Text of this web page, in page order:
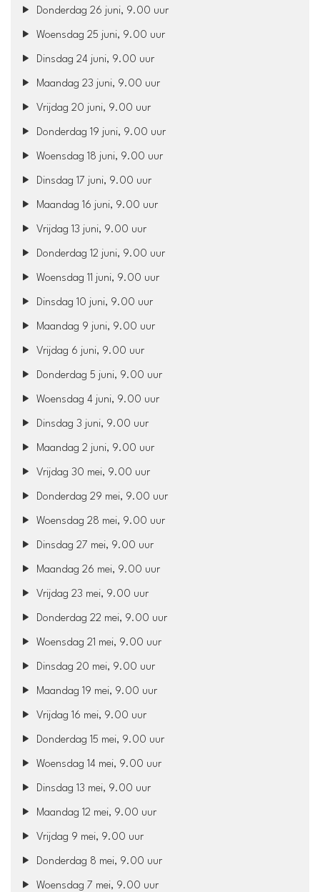
Donderdag 26 juni, 9.00 uur
Woensdag 25 juni, 9.00 uur
Dinsdag 24 juni, 9.00 uur
Maandag 23 juni, 9.00 uur
Vrijdag 20 juni, 9.00 uur
Donderdag 19 juni, 9.00 uur
Woensdag 18 juni, 9.00 uur
Dinsdag 17 juni, 9.00 uur
Maandag 16 juni, 9.00 uur
Vrijdag 13 juni, 9.00 uur
Donderdag 12 juni, 9.00 uur
Woensdag 11 juni, 9.00 uur
Dinsdag 10 juni, 9.00 uur
Maandag 9 juni, 9.00 uur
Vrijdag 6 juni, 9.00 uur
Donderdag 5 juni, 9.00 uur
Woensdag 4 juni, 9.00 uur
Dinsdag 3 juni, 9.00 uur
Maandag 2 juni, 9.00 uur
Vrijdag 30 mei, 9.00 uur
Donderdag 29 mei, 9.00 uur
Woensdag 28 mei, 9.00 uur
Dinsdag 27 mei, 9.00 uur
Maandag 26 mei, 9.00 uur
Vrijdag 23 mei, 9.00 uur
Donderdag 22 mei, 9.00 uur
Woensdag 21 mei, 9.00 uur
Dinsdag 20 mei, 9.00 uur
Maandag 19 mei, 9.00 uur
Vrijdag 16 mei, 9.00 uur
Donderdag 15 mei, 9.00 uur
Woensdag 14 mei, 9.00 uur
Dinsdag 13 mei, 9.00 uur
Maandag 12 mei, 9.00 uur
Vrijdag 9 mei, 9.00 uur
Donderdag 8 mei, 9.00 uur
Woensdag 7 mei, 9.00 uur